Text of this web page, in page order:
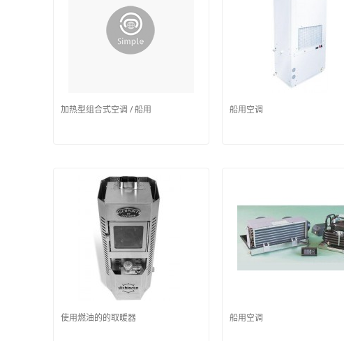
加热型组合式空调 / 船用 船用空调
使用燃油的的取暖器 船用空调